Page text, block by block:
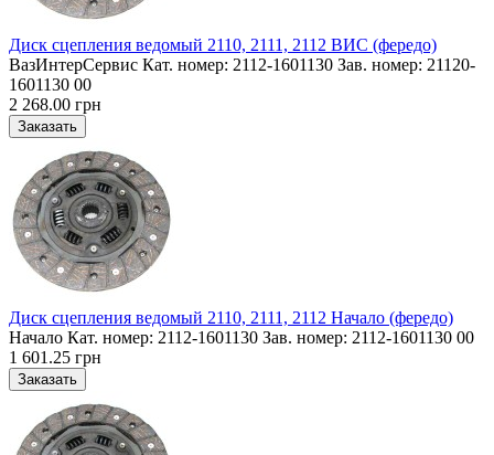
Диск сцепления ведомый 2110, 2111, 2112 ВИС (фередо)
ВазИнтерСервис Кат. номер: 2112-1601130 Зав. номер: 21120-
1601130 00
2 268.00 грн
Диск сцепления ведомый 2110, 2111, 2112 Начало (фередо)
Начало Кат. номер: 2112-1601130 Зав. номер: 2112-1601130 00
1 601.25 грн